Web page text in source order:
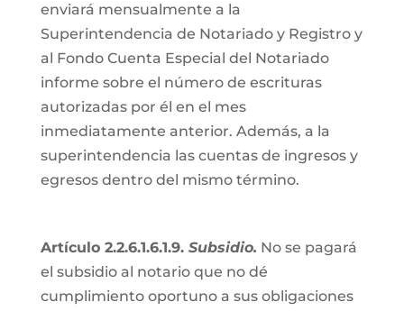
enviará mensualmente a la
Superintendencia de Notariado y Registro y
al Fondo Cuenta Especial del Notariado
informe sobre el número de escrituras
autorizadas por él en el mes
inmediatamente anterior. Además, a la
superintendencia las cuentas de ingresos y
egresos dentro del mismo término.
Artículo 2.2.6.1.6.1.9. Subsidio. No se pagará
el subsidio al notario que no dé
cumplimiento oportuno a sus obligaciones